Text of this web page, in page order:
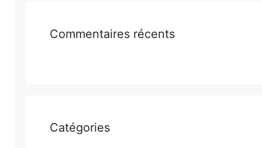
Commentaires récents
Catégories